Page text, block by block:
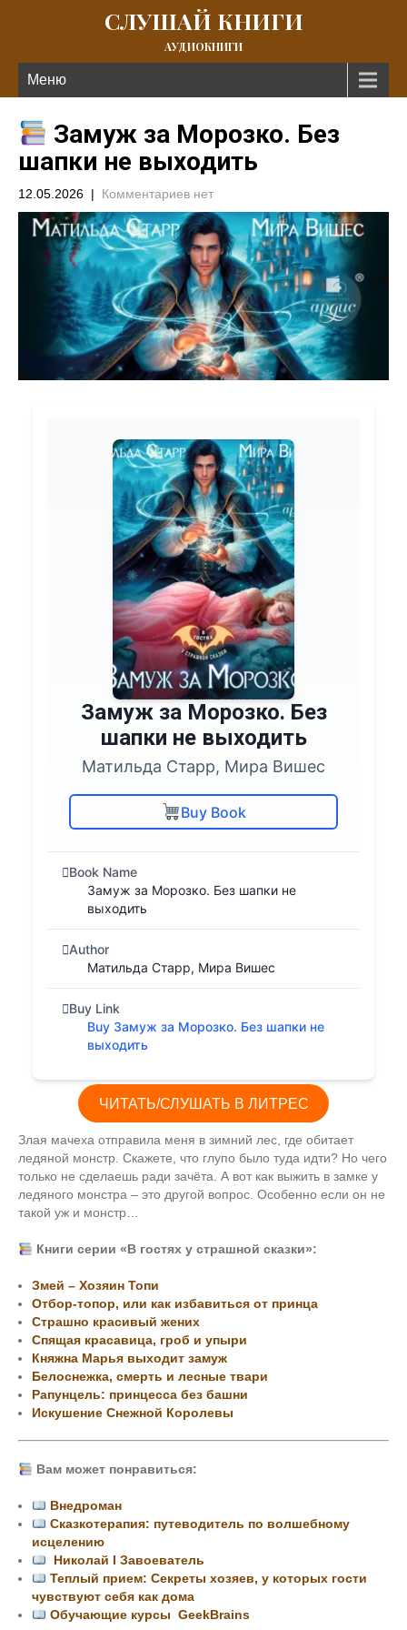
СЛУШАЙ КНИГИ
АУДИОКНИГИ
Меню
Замуж за Морозко. Без
шапки не выходить
12.05.2026 | Комментариев нет
Замуж за Морозко. Без
шапки не выходить
Матильда Старр, Мира Вишес
Buy Book
Book Name
Замуж за Морозко. Без шапки не
выходить
Author
Матильда Старр, Мира Вишес
Buy Link
Buy Замуж за Морозко. Без шапки не
выходить
ЧИТАТЬ/СЛУШАТЬ В ЛИТРЕС
Злая мачеха отправила меня в зимний лес, где обитает
ледяной монстр. Скажете, что глупо было туда идти? Но чего
только не сделаешь ради зачёта. А вот как выжить в замке у
ледяного монстра – это другой вопрос. Особенно если он не
такой уж и монстр…
Книги серии «В гостях у страшной сказки»:
Змей – Хозяин Топи
Отбор-топор, или как избавиться от принца
Страшно красивый жених
Спящая красавица, гроб и упыри
Княжна Марья выходит замуж
Белоснежка, смерть и лесные твари
Рапунцель: принцесса без башни
Искушение Снежной Королевы
Вам может понравиться:
Внедроман
Сказкотерапия: путеводитель по волшебному
исцелению
Николай I Завоеватель
Теплый прием: Секреты хозяев, у которых гости
чувствуют себя как дома
Обучающие курсы GeekBrains